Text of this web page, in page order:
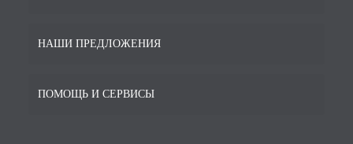
НАШИ ПРЕДЛОЖЕНИЯ
ПОМОЩЬ И СЕРВИСЫ